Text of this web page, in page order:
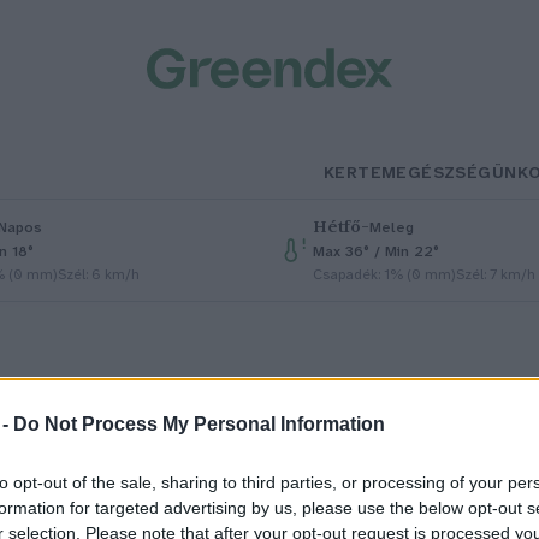
Do Not Process My Personal Information
opt-out of the sale, sharing to third parties, or processing of your
for targeted advertising by us, please use the below opt-out
selection. Please note that after your opt-out request is processed
KERTEMEGÉSZSÉGÜNK
Napos
18°
(0 mm)Szél: 6 km/h
Hétfő–Meleg
Max 36° / Min 22°
Csapadék: 1% (0 mm)Szél: 7 km/h
– Minden lakásban